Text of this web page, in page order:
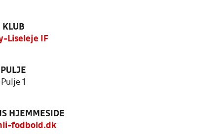
KLUB
Liseleje IF
PULJE
Pulje 1
HJEMMESIDE
fodbold.dk